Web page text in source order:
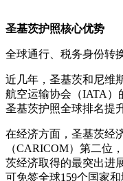
圣基茨护照核心优势
全球通行、税务身份转
近几年，圣基茨和尼维
航空运输协会（IATA）
圣基茨护照全球排名提
在经济方面，圣基茨经
（CARICOM）第二位
茨经济取得的最突出进
可免签全球159个国家